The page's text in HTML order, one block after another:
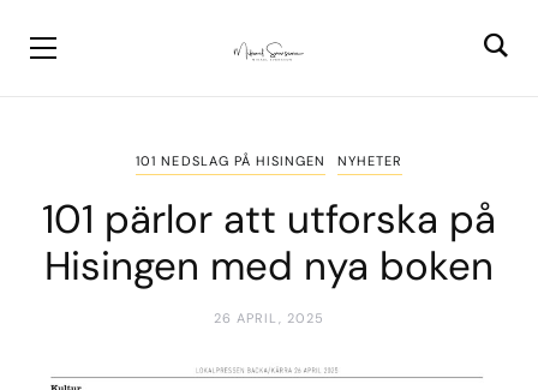
101 NEDSLAG PÅ HISINGEN NYHETER
101 pärlor att utforska på
Hisingen med nya boken
26 APRIL, 2025